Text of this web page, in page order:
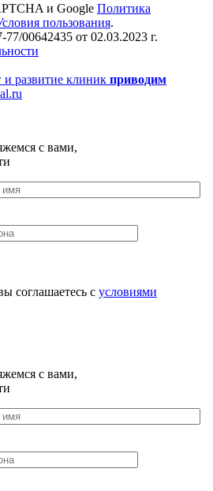
и Google Политика
пользования.
00642435 от 02.03.2023 г.
развитие клиник приводим
с вами,
соглашаетесь с условиями
с вами,